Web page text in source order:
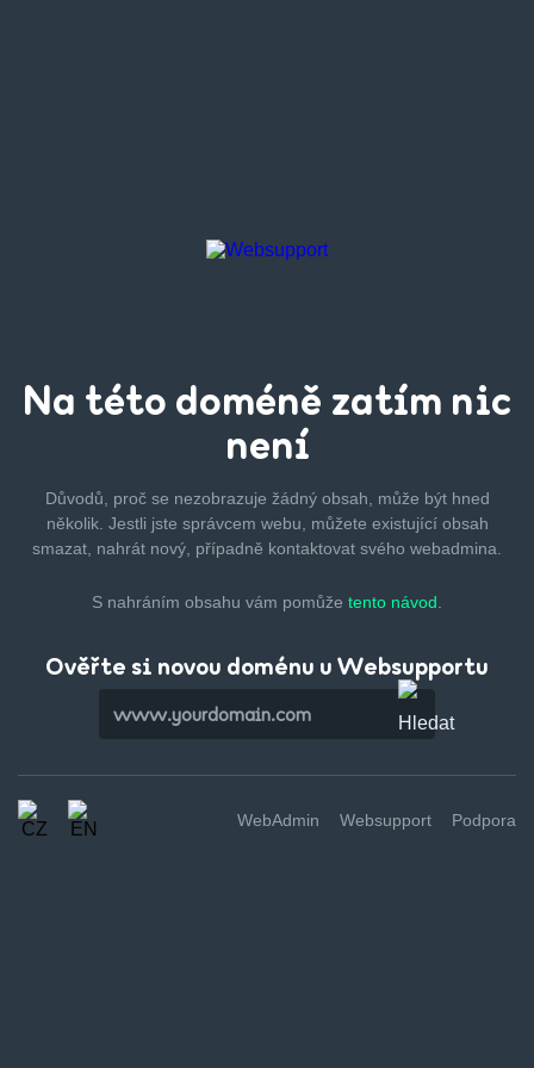
Na této doméně zatím nic
není
Důvodů, proč se nezobrazuje žádný obsah, může být hned
několik. Jestli jste správcem webu, můžete existující obsah
smazat, nahrát nový, případně kontaktovat svého webadmina.
S nahráním obsahu vám pomůže tento návod.
Ověřte si novou doménu u Websupportu
WebAdmin Websupport Podpora